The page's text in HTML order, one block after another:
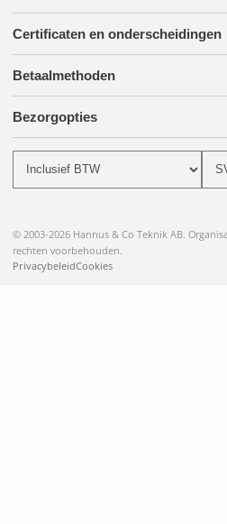
Certificaten en onderscheidingen
Betaalmethoden
Bezorgopties
© 2003-2026 Hannus & Co Teknik AB.
rechten voorbehouden.
PrivacybeleidCookies